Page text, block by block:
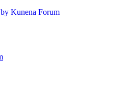
Kunena Forum